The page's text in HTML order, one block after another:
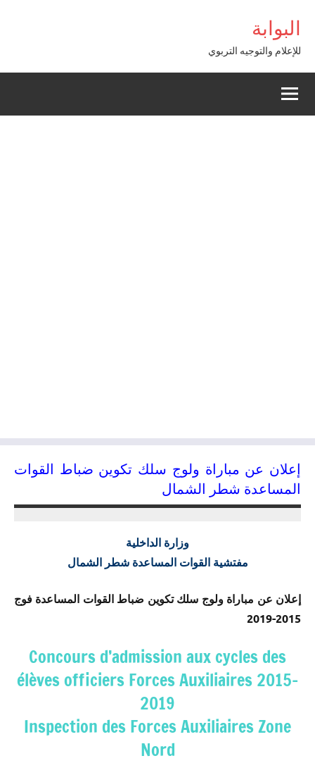
contenu
البوابة
للإعلام والتوجيه التربوي
إعلان عن مباراة ولوج سلك تكوين ضباط القوات
المساعدة شطر الشمال
وزارة الداخلية
مفتشية القوات المساعدة شطر الشمال
إعلان عن مباراة ولوج سلك تكوين ضباط القوات المساعدة فوج
2015-2019
Concours d’admission aux cycles des
élèves officiers Forces Auxiliaires 2015-
2019
Inspection des Forces Auxiliaires Zone
Nord